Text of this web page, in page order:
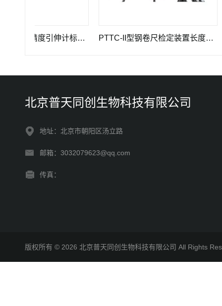
GWB-200JA型高精度引伸计标定仪长度计量器具 PTTC-II型钢卷尺检定装置长度计量仪器
北京普天同创生物科技有限公司
地址：北京市朝阳区汤立路
邮箱：3032079623@qq.com
传真：
版权所有 © 2026 北京普天同创生物科技有限公司 All Rights